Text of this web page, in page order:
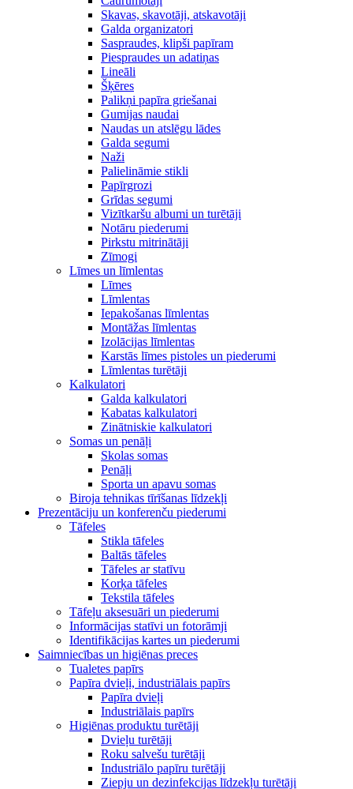
Skavas, skavotāji, atskavotāji
Galda organizatori
Saspraudes, klipši papīram
Piespraudes un adatiņas
Lineāli
Šķēres
Palikņi papīra griešanai
Gumijas naudai
Naudas un atslēgu lādes
Galda segumi
Naži
Palielināmie stikli
Papīrgrozi
Grīdas segumi
Vizītkaršu albumi un turētāji
Notāru piederumi
Pirkstu mitrinātāji
Zīmogi
Līmes un līmlentas
Līmes
Līmlentas
Iepakošanas līmlentas
Montāžas līmlentas
Izolācijas līmlentas
Karstās līmes pistoles un piederumi
Līmlentas turētāji
Kalkulatori
Galda kalkulatori
Kabatas kalkulatori
Zinātniskie kalkulatori
Somas un penāļi
Skolas somas
Penāļi
Sporta un apavu somas
Biroja tehnikas tīrīšanas līdzekļi
Prezentāciju un konferenču piederumi
Tāfeles
Stikla tāfeles
Baltās tāfeles
Tāfeles ar statīvu
Korķa tāfeles
Tekstila tāfeles
Tāfeļu aksesuāri un piederumi
Informācijas statīvi un fotorāmji
Identifikācijas kartes un piederumi
Saimniecības un higiēnas preces
Tualetes papīrs
Papīra dvieļi, industriālais papīrs
Papīra dvieļi
Industriālais papīrs
Higiēnas produktu turētāji
Dvieļu turētāji
Roku salvešu turētāji
Industriālo papīru turētāji
Ziepju un dezinfekcijas līdzekļu turētāji